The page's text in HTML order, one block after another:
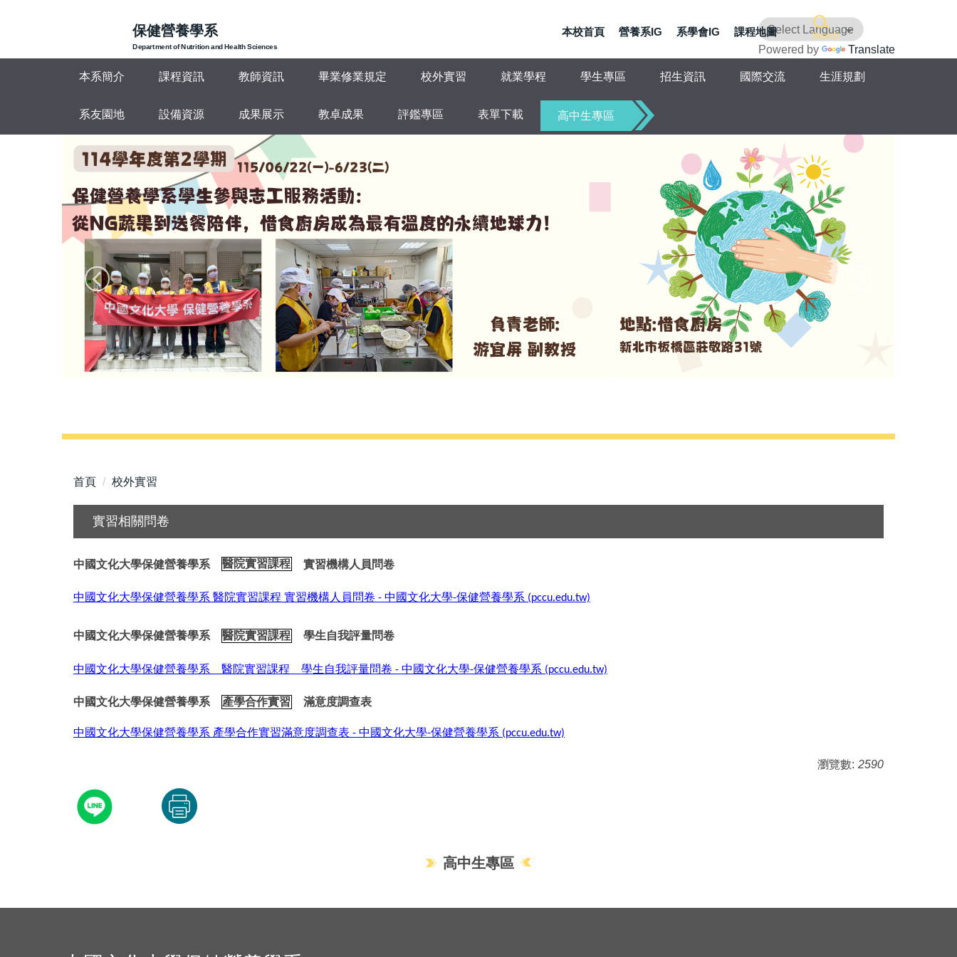
要
保健營養學系
Department of Nutrition and Health Sciences
Search
Powered by Translate
本校首頁 營養系IG 系學會IG 課程地圖
本系簡介 課程資訊 教師資訊 畢業修業規定 校外實習 就業學程 學生專區 招生資訊 國際交流 生涯規劃
系友園地 設備資源 成果展示 教卓成果 評鑑專區 表單下載 高中生專區
首頁 校外實習
實習相關問卷
中國文化大學保健營養學系 醫院實習課程 實習機構人員問卷
中國文化大學保健營養學系 醫院實習課程 實習機構人員問卷 - 中國文化大學-保健營養學系 (pccu.edu.tw)
中國文化大學保健營養學系 醫院實習課程 學生自我評量問卷
中國文化大學保健營養學系 醫院實習課程 學生自我評量問卷 - 中國文化大學-保健營養學系 (pccu.edu.tw)
中國文化大學保健營養學系 產學合作實習 滿意度調查表
中國文化大學保健營養學系 產學合作實習滿意度調查表 - 中國文化大學-保健營養學系 (pccu.edu.tw)
瀏覽數: 2590
高中生專區